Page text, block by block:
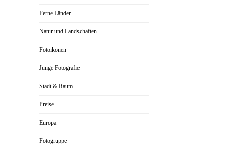
Ferne Länder
Natur und Landschaften
Fotoikonen
Junge Fotografie
Stadt & Raum
Preise
Europa
Fotogruppe